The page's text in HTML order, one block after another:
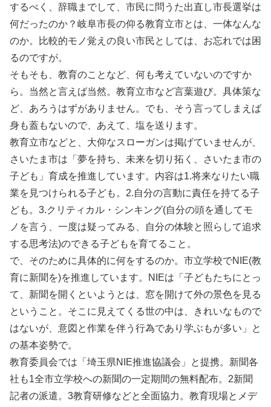
するべく、辞職までして、市民に問うた出直し市長選挙は
何だったのか？岐阜市長の仰る教育立市とは、一体なんな
のか。比較的モノ覚えの良い市民としては、お忘れでは困
るのですが。
そもそも、教育のことなど、何も考えていないのですか
ら。当然と言えば当然。教育立市など言葉遊び。具体策な
ど、あろうはずがありません。でも、そう言ってしまえば
身も蓋もないので、あえて、塩を送ります。
教育立市などと、大仰なスローガンは掲げていませんが、
さいたま市は「夢を持ち、未来を切り拓く、さいたま市の
子ども」育成を推進しています。内容は1.将来なりたい職
業を見つけられる子ども。2.自分の言動に責任を持てる子
ども。3.クリティカル・シンキング(自分の頭を通してモ
ノを言う、一度は疑ってみる、自分の体験と照らして追求
する思考法)のできる子どもを育てること。
で、そのために具体的に何をするのか。市立学校でNIE(教
育に新聞を)を推進しています。NIEは「子どもたちにとっ
て、新聞を開くといようとは、窓を開けて外の景色を見る
ということ。そこに見えてくる世の中は、きれいなもので
はないが、意図と作業を伴う行為であり学ぶもが多い」と
の基本姿勢で。
教育委員会では「埼玉県NIE推進協議会」と提携。新聞各
社も1全市立学校への新聞の一定期間の無料配布。2新聞
記者の派遣。3教育研修などと全面協力。教育現場とメデ